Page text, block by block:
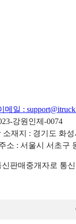
메일 :
강원인제-0074
재지 : 경기도 화
소 : 서울시 서초구
판매중개자로 통